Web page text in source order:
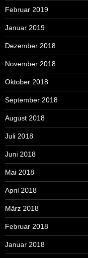
Februar 2019
Januar 2019
Dezember 2018
November 2018
Oktober 2018
September 2018
August 2018
Juli 2018
Juni 2018
Mai 2018
April 2018
März 2018
Februar 2018
Januar 2018